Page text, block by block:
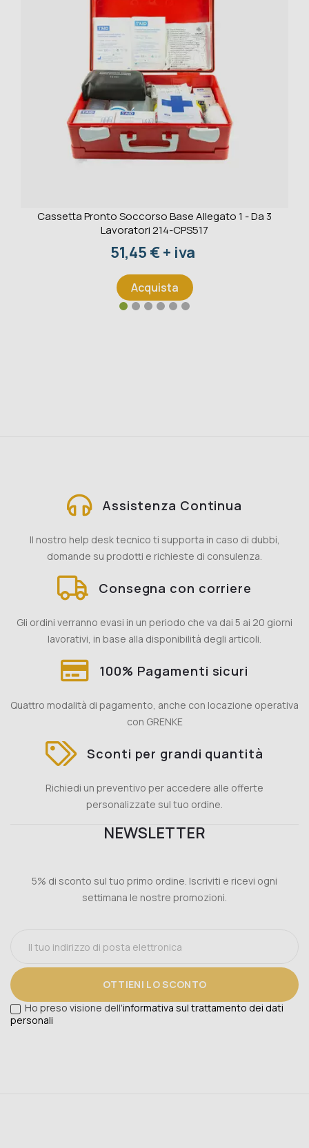
Cassetta Pronto Soccorso Base Allegato 1 - Da 3
Lavoratori 214-CPS517
Prezzo
51,45 € + iva
Acquista
Assistenza Continua
Il nostro help desk tecnico ti supporta in caso di dubbi,
domande su prodotti e richieste di consulenza.
Consegna con corriere
Gli ordini verranno evasi in un periodo che va dai 5 ai 20 giorni
lavorativi, in base alla disponibilità degli articoli.
100% Pagamenti sicuri
Quattro modalità di pagamento, anche con locazione operativa
con GRENKE
Sconti per grandi quantità
Richiedi un preventivo per accedere alle offerte
personalizzate sul tuo ordine.
NEWSLETTER
5% di sconto sul tuo primo ordine. Iscriviti e ricevi ogni
settimana le nostre promozioni.
OTTIENI LO SCONTO
Ho preso visione dell'informativa sul trattamento dei dati
personali